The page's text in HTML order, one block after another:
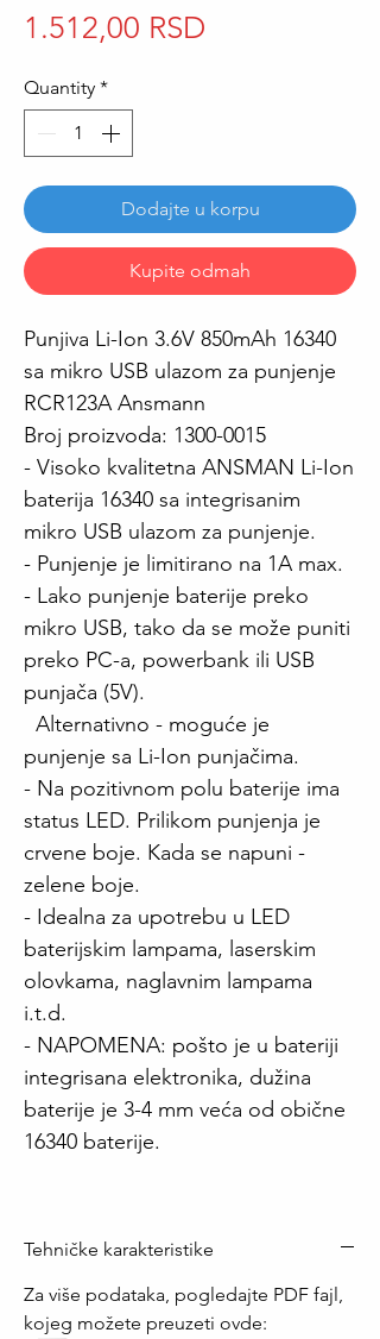
1.512,00 RSD
Quantity *
Dodajte u korpu
Kupite odmah
Punjiva Li-Ion 3.6V 850mAh 16340
sa mikro USB ulazom za punjenje
RCR123A Ansmann
Broj proizvoda: 1300-0015
- Visoko kvalitetna ANSMAN Li-Ion
baterija 16340 sa integrisanim
mikro USB ulazom za punjenje.
- Punjenje je limitirano na 1A max.
- Lako punjenje baterije preko
mikro USB, tako da se može puniti
preko PC-a, powerbank ili USB
punjača (5V).
Alternativno - moguće je
punjenje sa Li-Ion punjačima.
- Na pozitivnom polu baterije ima
status LED. Prilikom punjenja je
crvene boje. Kada se napuni -
zelene boje.
- Idealna za upotrebu u LED
baterijskim lampama, laserskim
olovkama, naglavnim lampama
i.t.d.
- NAPOMENA: pošto je u bateriji
integrisana elektronika, dužina
baterije je 3-4 mm veća od obične
16340 baterije.
Tehničke karakteristike
Za više podataka, pogledajte PDF fajl,
kojeg možete preuzeti ovde: